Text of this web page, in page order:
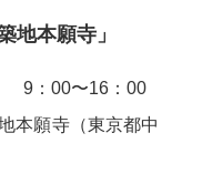
本願寺」
9：00〜16：00
願寺（東京都中